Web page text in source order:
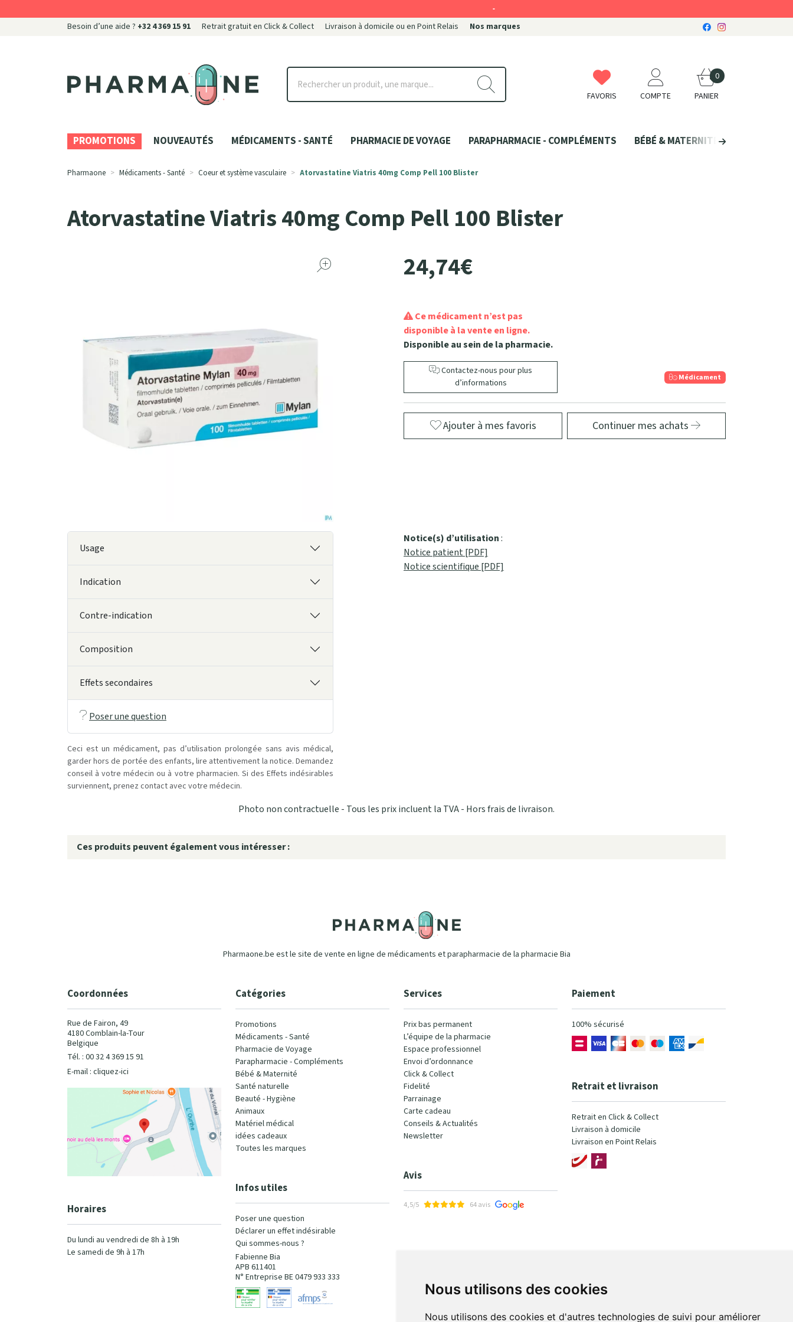
Nous utilisons des cookies
Nous utilisons des cookies et d'autres technologies de suivi pour améliorer
Besoin d’une aide ? +32 4 369 15 91 Retrait gratuit en Click & Collect Livraison à domicile ou en Point Relais Nos marques
Pharmaone Votre pharmacie en ligne à votre service FAVORIS COMPTE PANIER
0
PROMOTIONS NOUVEAUTÉS MÉDICAMENTS - SANTÉ PHARMACIE DE VOYAGE PARAPHARMACIE - COMPLÉMENTS BÉBÉ & MATERNITÉ
Pharmaone Médicaments - Santé Coeur et système vasculaire Atorvastatine Viatris 40mg Comp Pell 100 Blister
Atorvastatine Viatris 40mg Comp Pell 100 Blister
24,74€
Ce médicament n’est pas
disponible à la vente en ligne.
Disponible au sein de la pharmacie.
Contactez-nous pour plus
d’informations
Médicament
Ajouter à mes favoris Continuer mes achats
Usage
Indication
Contre-indication
Composition
Effets secondaires
Poser une question
Ceci est un médicament, pas d’utilisation prolongée sans avis médical,
garder hors de portée des enfants, lire attentivement la notice. Demandez
conseil à votre médecin ou à votre pharmacien. Si des Effets indésirables
surviennent, prenez contact avec votre médecin.
Notice(s) d’utilisation:
Notice patient [PDF]
Notice scientifique [PDF]
Photo non contractuelle - Tous les prix incluent la TVA - Hors frais de livraison.
Ces produits peuvent également vous intéresser :
Pharmaone.be est le site de vente en ligne de médicaments et parapharmacie de la pharmacie Bia
Coordonnées
Rue de Fairon, 49
4180 Comblain-la-Tour
Belgique
Tél. : 00 32 4 369 15 91
E-mail : cliquez-ici
Horaires
Du lundi au vendredi de 8h à 19h
Le samedi de 9h à 17h
Catégories
Promotions
Médicaments - Santé
Pharmacie de Voyage
Parapharmacie - Compléments
Bébé & Maternité
Santé naturelle
Beauté - Hygiène
Animaux
Matériel médical
idées cadeaux
Toutes les marques
Infos utiles
Poser une question
Déclarer un effet indésirable
Qui sommes-nous ?
Fabienne Bia
APB 611401
N° Entreprise BE 0479 933 333
Services
Prix bas permanent
L’équipe de la pharmacie
Espace professionnel
Envoi d’ordonnance
Click & Collect
Fidelité
Parrainage
Carte cadeau
Conseils & Actualités
Newsletter
Avis
4,5/5 64 avis
Paiement
100% sécurisé
Retrait et livraison
Retrait en Click & Collect
Livraison à domicile
Livraison en Point Relais